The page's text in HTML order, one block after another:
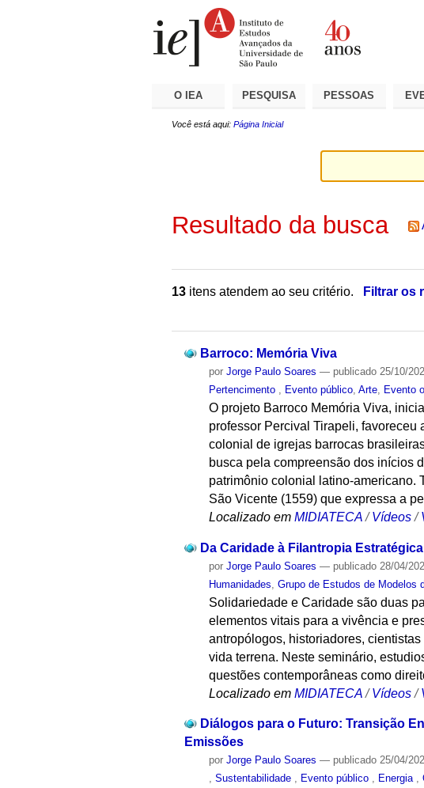
O IEA PESQUISA PESSOAS
Você está aqui: Página Inicial
Resultado da busca
13 itens atendem ao seu critério.
Filtrar os
Barroco: Memória Viva
porJorge Paulo Soares — publicado 25/10/
Pertencimento
Evento público ,Arte Evento
O projeto Barroco Memória Viva,
professor Percival Tirapeli,
colonial de igrejas barrocas
busca pela compreensão dos inícios
patrimônio colonial latino-americano.
São Vicente (1559) que expressa a
Localizado em MIDIATECA /Vídeos /
Da Caridade à Filantropia Estratégica
porJorge Paulo Soares — publicado 28/04/
Humanidades ,Grupo de Estudos de Modelos
Solidariedade e Caridade são duas
elementos vitais para a vivência e
antropólogos, historiadores,
vida terrena. Neste seminário,
questões contemporâneas como
Localizado em MIDIATECA /Vídeos /
Diálogos para o Futuro: Transição
Emissões
porJorge Paulo Soares — publicado 25/04/
,Sustentabilidade , Evento público , Energia ,